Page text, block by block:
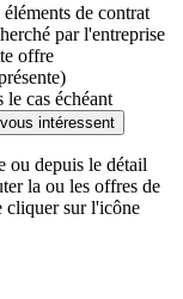
de contrat
par l'entreprise
offre
cas échéant
intéressent
ou depuis le détail
la ou les offres de
cliquer sur l'icône